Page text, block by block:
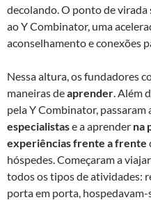
decolando. O ponto de
ao Y Combinator, uma
aconselhamento e conexões
Nessa altura, os fundadores
maneiras deaprender. Além
pela Y Combinator, passaram
especialistase a aprender na
experiências frente a frente
hóspedes. Começaram a
todos os tipos de atividades:
porta em porta, hospedavam-